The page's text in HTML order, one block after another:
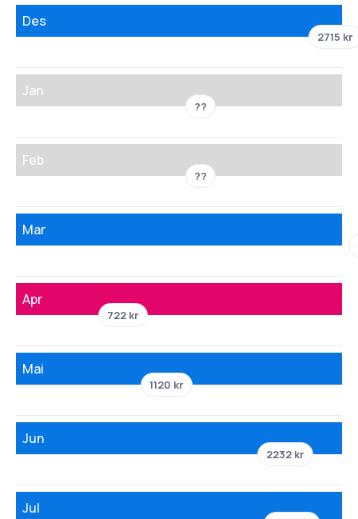
Des
2715 kr
Jan
??
Feb
??
Mar
Apr
722 kr
Mai
1120 kr
Jun
2232 kr
Jul